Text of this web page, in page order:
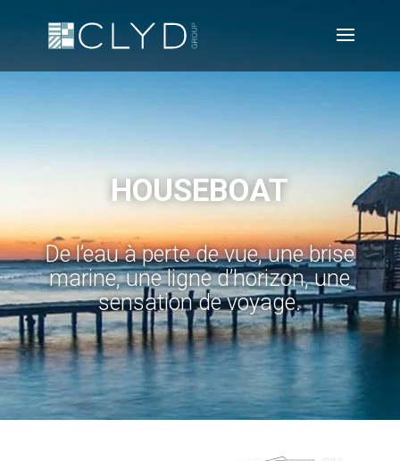
HOUSEBOAT
De l’eau à perte de vue, une brise
marine, une ligne d’horizon, une
sensation de voyage.